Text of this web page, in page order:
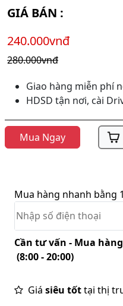
GIÁ BÁN :
240.000vnđ
280.000vnđ
Giao hàng miễn phí
HDSD tận nơi, cài
Mua Ngay
Mua hàng nhanh bằng
Cần tư vấn - Mua
(8:00 - 20:00)
Giá siêu tốttại thị